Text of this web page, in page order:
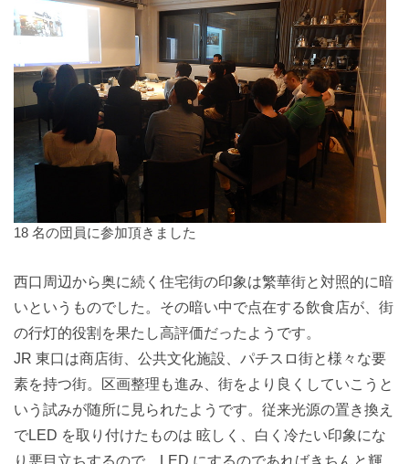
18 名の団員に参加頂きました
西口周辺から奥に続く住宅街の印象は繁華街と対照的に暗
いというものでした。その暗い中で点在する飲食店が、街
の行灯的役割を果たし高評価だったようです。
JR 東口は商店街、公共文化施設、パチスロ街と様々な要
素を持つ街。区画整理も進み、街をより良くしていこうと
いう試みが随所に見られたようです。従来光源の置き換え
でLED を取り付けたものは 眩しく、白く冷たい印象にな